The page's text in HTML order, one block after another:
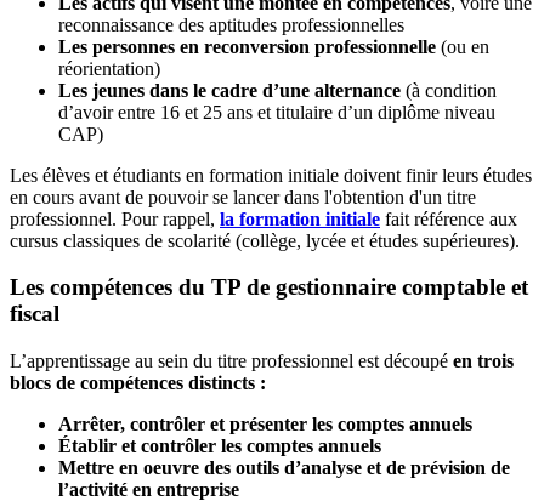
reconnaissance des aptitudes professionnelles
Les personnes en reconversion professionnelle (ou en
réorientation)
Les jeunes dans le cadre d’une alternance (à condition
d’avoir entre 16 et 25 ans et titulaire d’un diplôme niveau
CAP)
Les élèves et étudiants en formation initiale doivent finir leurs études
en cours avant de pouvoir se lancer dans l'obtention d'un titre
professionnel. Pour rappel, la formation initiale fait référence aux
cursus classiques de scolarité (collège, lycée et études supérieures).
Les compétences du TP de gestionnaire comptable et
fiscal
L’apprentissage au sein du titre professionnel est découpé en trois
blocs de compétences distincts :
Arrêter, contrôler et présenter les comptes annuels
Établir et contrôler les comptes annuels
Mettre en oeuvre des outils d’analyse et de prévision de
l’activité en entreprise